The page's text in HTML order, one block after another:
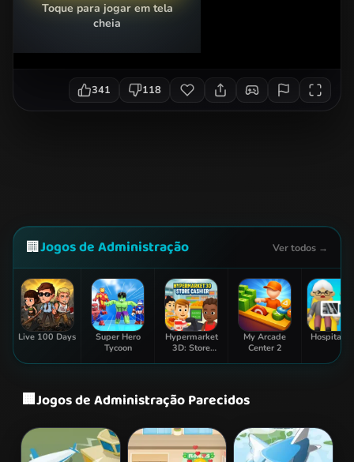
Toque para jogar em tela
cheia
341 118
🏢Jogos de Administração Ver todos →
Live 100 Days
Super Hero
Tycoon
Hypermarket
3D: Store
My Arcade
Center 2
Hospital
🏢Jogos de Administração Parecidos